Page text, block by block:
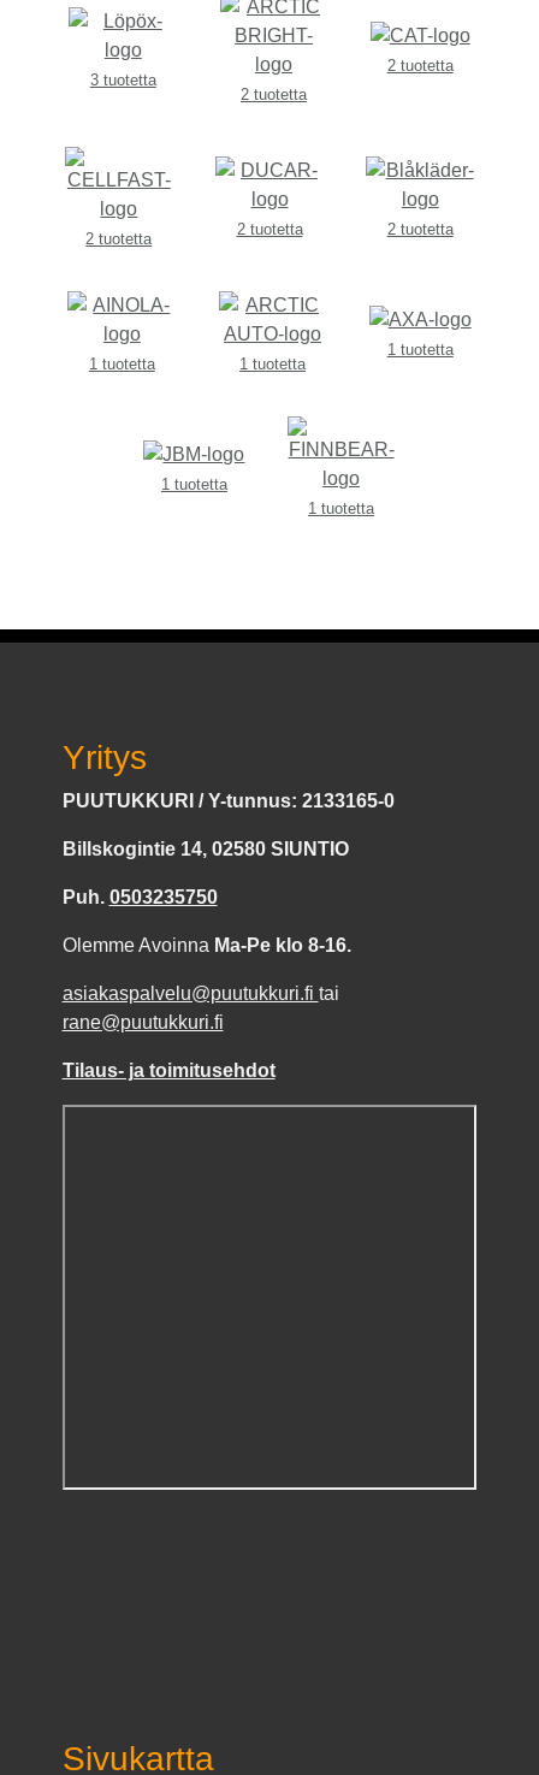
3 tuotetta
2 tuotetta
2 tuotetta
2 tuotetta
2 tuotetta 2 tuotetta
1 tuotetta 1 tuotetta
1 tuotetta
1 tuotetta
1 tuotetta
Yritys
PUUTUKKURI / Y-tunnus: 2133165-0
Billskogintie 14, 02580 SIUNTIO
Puh. 0503235750
Olemme Avoinna Ma-Pe klo 8-16.
asiakaspalvelu@puutukkuri.fi tai
rane@puutukkuri.fi
Tilaus- ja toimitusehdot
Sivukartta